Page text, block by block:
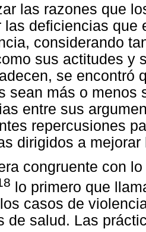
las razones que
las deficiencias que
considerando
sus actitudes y
se encontró
sean más o menos
entre sus
repercusiones
dirigidos a
congruente con
lo primero que
casos de
de salud. Las